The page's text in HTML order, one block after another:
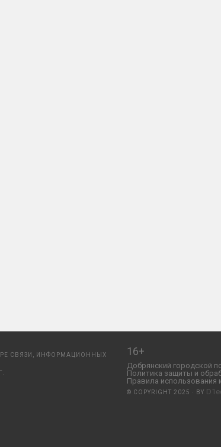
СВЯЗИ, ИНФОРМАЦИОННЫХ
16+
Добрянский городской
Политика защиты и
Правила
© COPYRIGHT 2025 · BY